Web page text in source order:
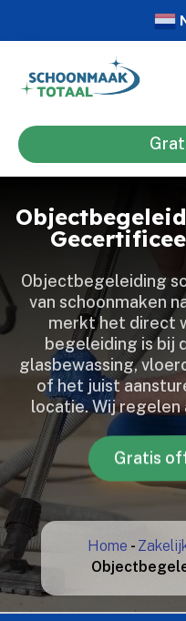
Objectbegeleiding
van schoonmaken
merkt het direct
begeleiding is bij
glasbewassing,
of het juist
locatie.​ Wij
Gratis
Home -